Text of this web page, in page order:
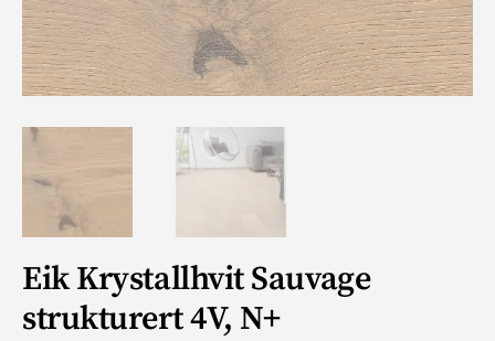
Eik Krystallhvit Sauvage
strukturert 4V, N+